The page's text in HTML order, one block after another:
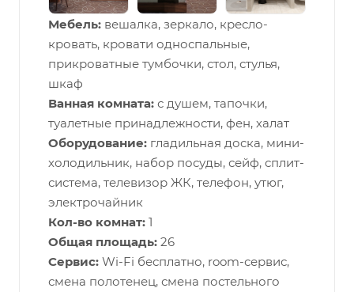
Мебель: вешалка, зеркало, кресло-
кровать, кровати односпальные,
прикроватные тумбочки, стол, стулья,
шкаф
Ванная комната: с душем, тапочки,
туалетные принадлежности, фен, халат
Оборудование: гладильная доска, мини-
холодильник, набор посуды, сейф, сплит-
система, телевизор ЖК, телефон, утюг,
электрочайник
Кол-во комнат: 1
Общая площадь: 26
Сервис: Wi-Fi бесплатно, room-сервис,
смена полотенец, смена постельного